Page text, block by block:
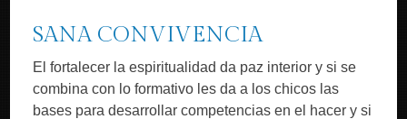
SANA CONVIVENCIA
El fortalecer la espiritualidad da paz interior y si se
combina con lo formativo les da a los chicos las
bases para desarrollar competencias en el hacer y si